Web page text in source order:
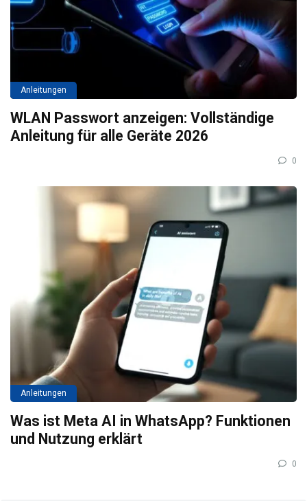
Anleitungen
WLAN Passwort anzeigen: Vollständige
Anleitung für alle Geräte 2026
0
Anleitungen
Was ist Meta AI in WhatsApp? Funktionen
und Nutzung erklärt
0